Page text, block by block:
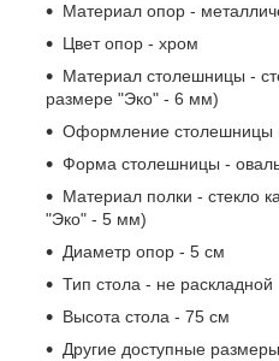
Материал опор -
Цвет опор - хром
Материал столешницы -
размере "Эко" - 6 мм)
Оформление столешницы
Форма столешницы -
Материал полки - стекло
"Эко" - 5 мм)
Диаметр опор - 5 см
Тип стола - не раскладной
Высота стола - 75 см
Другие доступные